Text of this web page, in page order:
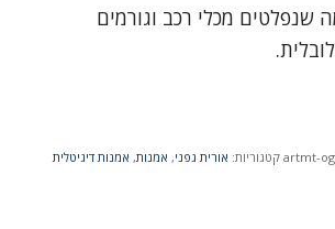
שנפלטים מכלי רכב וגורמים
artmt- קטגוריות: אורית גפני, אמנות, אמנות דיגיטלית